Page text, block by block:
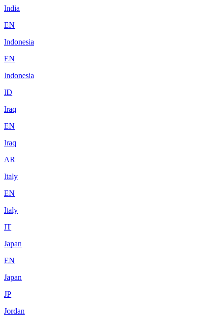
India
EN
Indonesia
EN
Indonesia
ID
Iraq
EN
Iraq
AR
Italy
EN
Italy
IT
Japan
EN
Japan
JP
Jordan